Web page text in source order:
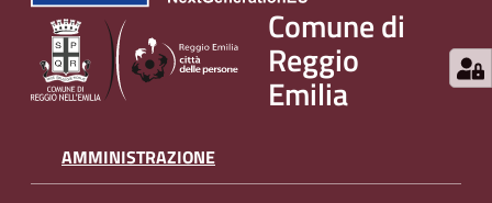
Comune di
Reggio
Emilia
AMMINISTRAZIONE